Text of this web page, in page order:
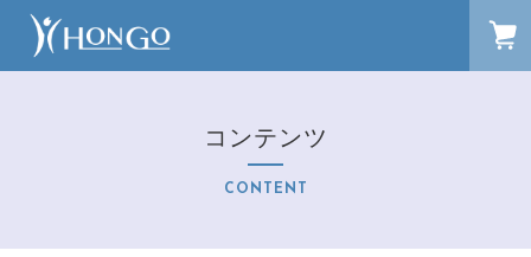
コンテンツ
CONTENT